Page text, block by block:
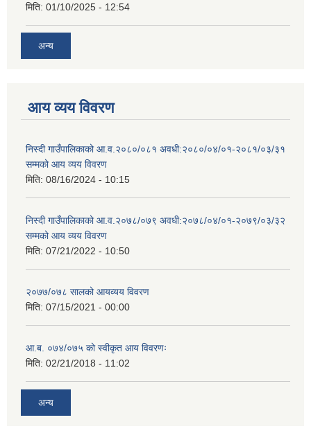
मिति: 01/10/2025 - 12:54
अन्य
आय व्यय विवरण
निस्दी गाउँपालिकाको आ.व.२०८०/०८१ अवधी:२०८०/०४/०१-२०८१/०३/३१
सम्मको आय व्यय विवरण
मिति: 08/16/2024 - 10:15
निस्दी गाउँपालिकाको आ.व.२०७८/०७९ अवधी:२०७८/०४/०१-२०७९/०३/३२
सम्मको आय व्यय विवरण
मिति: 07/21/2022 - 10:50
२०७७/०७८ सालको आयव्यय विवरण
मिति: 07/15/2021 - 00:00
आ.ब. ०७४/०७५ को स्वीकृत आय विवरणः
मिति: 02/21/2018 - 11:02
अन्य